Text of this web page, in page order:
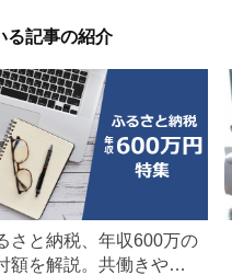
ルアイリス【 神奈川
県 海老名市 】
る記事の紹介
さと納税、年収600万の
額を解説。共働きや子